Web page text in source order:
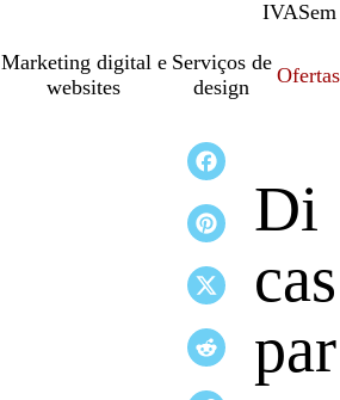
IVACom
Sem
Marketing digital e
websites
Serviços de
design
Ofertas
Di
cas
par